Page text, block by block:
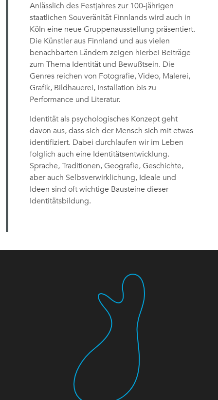
Anlässlich des Festjahres zur 100-jährigen
staatlichen Souveränität Finnlands wird auch in
Köln eine neue Gruppenausstellung präsentiert.
Die Künstler aus Finnland und aus vielen
benachbarten Ländern zeigen hierbei Beiträge
zum Thema Identität und Bewußtsein. Die
Genres reichen von Fotografie, Video, Malerei,
Grafik, Bildhauerei, Installation bis zu
Performance und Literatur.
Identität als psychologisches Konzept geht
davon aus, dass sich der Mensch sich mit etwas
identifiziert. Dabei durchlaufen wir im Leben
folglich auch eine Identitätsentwicklung.
Sprache, Traditionen, Geografie, Geschichte,
aber auch Selbsverwirklichung, Ideale und
Ideen sind oft wichtige Bausteine dieser
Identitätsbildung.